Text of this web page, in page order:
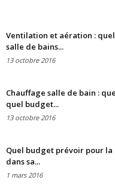
Ventilation et aération :
salle de bains...
13 octobre 2016
Chauffage salle de bain :
quel budget...
13 octobre 2016
Quel budget prévoir pour la
dans sa...
1 mars 2016